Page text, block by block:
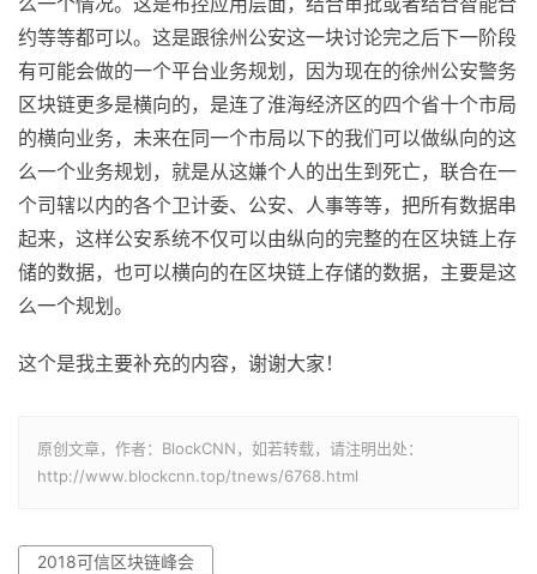
约等等都可以。这是跟徐州公安这一块讨论完之后下一阶段
有可能会做的一个平台业务规划，因为现在的徐州公安警务
区块链更多是横向的，是连了淮海经济区的四个省十个市局
的横向业务，未来在同一个市局以下的我们可以做纵向的这
么一个业务规划，就是从这嫌个人的出生到死亡，联合在一
个司辖以内的各个卫计委、公安、人事等等，把所有数据串
起来，这样公安系统不仅可以由纵向的完整的在区块链上存
储的数据，也可以横向的在区块链上存储的数据，主要是这
么一个规划。
这个是我主要补充的内容，谢谢大家！
原创文章，作者：BlockCNN，如若转载，请注明出处：
http://www.blockcnn.top/tnews/6768.html
2018可信区块链峰会